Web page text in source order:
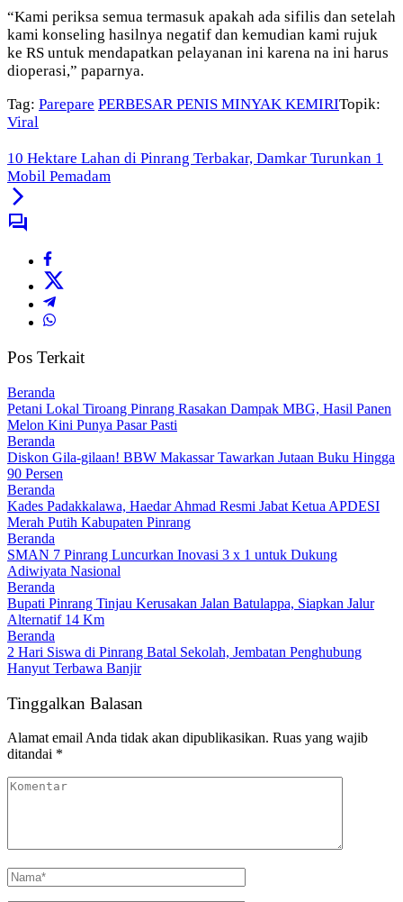
“Kami periksa semua termasuk apakah ada sifilis dan setelah
kami konseling hasilnya negatif dan kemudian kami rujuk
ke RS untuk mendapatkan pelayanan ini karena na ini harus
dioperasi,” paparnya.
Tag: Parepare PERBESAR PENIS MINYAK KEMIRITopik:
Viral
10 Hektare Lahan di Pinrang Terbakar, Damkar Turunkan 1
Mobil Pemadam
Pos Terkait
Beranda
Petani Lokal Tiroang Pinrang Rasakan Dampak MBG, Hasil Panen
Melon Kini Punya Pasar Pasti
Beranda
Diskon Gila-gilaan! BBW Makassar Tawarkan Jutaan Buku Hingga
90 Persen
Beranda
Kades Padakkalawa, Haedar Ahmad Resmi Jabat Ketua APDESI
Merah Putih Kabupaten Pinrang
Beranda
SMAN 7 Pinrang Luncurkan Inovasi 3 x 1 untuk Dukung
Adiwiyata Nasional
Beranda
Bupati Pinrang Tinjau Kerusakan Jalan Batulappa, Siapkan Jalur
Alternatif 14 Km
Beranda
2 Hari Siswa di Pinrang Batal Sekolah, Jembatan Penghubung
Hanyut Terbawa Banjir
Tinggalkan Balasan
Alamat email Anda tidak akan dipublikasikan. Ruas yang wajib
ditandai *